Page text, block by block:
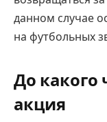
данном случае
на футбольных
До какого
акция